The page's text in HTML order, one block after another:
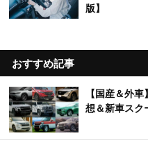
版】
おすすめ記事
【国産＆外
想＆新車スク